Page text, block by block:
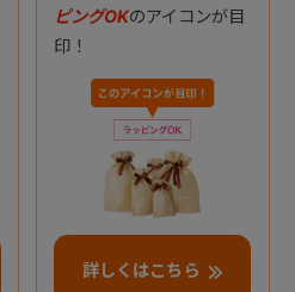
ピングOKのアイコンが目
印！
詳しくはこちら